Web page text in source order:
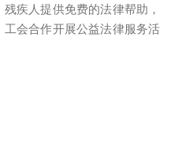
疾人提供免费的法律帮助，
会合作开展公益法律服务活